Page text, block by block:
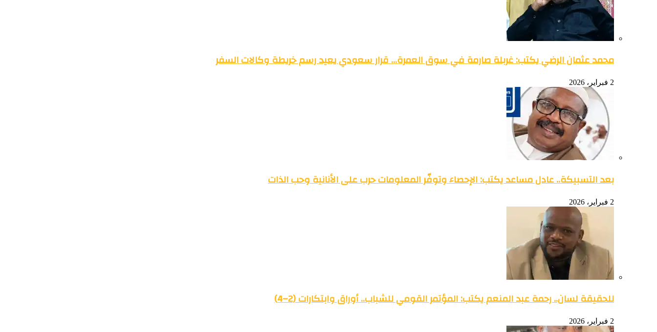
محمد عثمان الرضي يكتب: غربلة صارمة في سوق العمرة… قرار سعودي يعيد رسم خريطة وكالات السفر
2 فبراير، 2026
بعد التسبيكة.. عادل مساعد يكتب: الإحصاء وتوفّر المعلومات حرب على الأنانية وحب الذات
2 فبراير، 2026
للحقيقة لسان.. رحمة عبد المنعم يكتب: المؤتمر القومي للشباب.. أوراق وابتكارات (2–4)
2 فبراير، 2026